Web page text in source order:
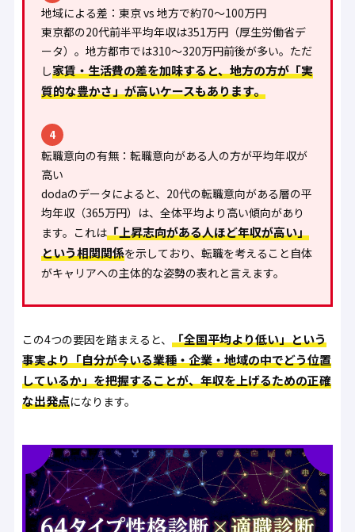
地域による差：東京 vs 地方で約70〜100万円
東京都の20代前半平均年収は351万円（厚生労働省デ
ータ）。地方都市では310〜320万円前後が多い。ただ
し家賃・生活費の差を加味すると、地方の方が「実
質的な豊かさ」が高いケースもあります。
4
転職意向の有無：転職意向がある人の方が平均年収が
高い
dodaのデータによると、20代の転職意向がある層の平
均年収（365万円）は、全体平均より高い傾向があり
ます。これは「上昇志向がある人ほど年収が高い」
という相関関係を示しており、転職を考えること自体
がキャリアへの主体的な姿勢の表れと言えます。
この4つの要因を踏まえると、 「全国平均より低い」という
事実より「自分が今いる業種・企業・地域の中でどう位置
しているか」を把握することが、年収を上げるための正確
な出発点になります。